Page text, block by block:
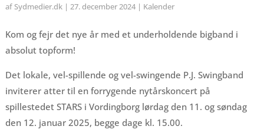
af Sydmedier.dk| 27. december 2024| Kalender
Kom og fejr det nye år med et underholdende bigband i
absolut topform!
Det lokale, vel-spillende og vel-swingende P.J. Swingband
inviterer atter til en forrygende nytårskoncert på
spillestedet STARS i Vordingborg lørdag den 11. og søndag
den 12. januar 2025, begge dage kl. 15.00.